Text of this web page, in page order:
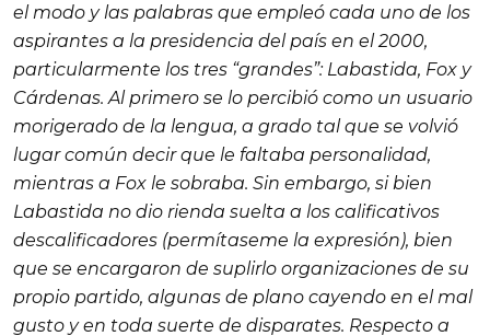
el modo y las palabras que empleó cada uno de los
aspirantes a la presidencia del país en el 2000,
particularmente los tres “grandes”: Labastida, Fox y
Cárdenas. Al primero se lo percibió como un usuario
morigerado de la lengua, a grado tal que se volvió
lugar común decir que le faltaba personalidad,
mientras a Fox le sobraba. Sin embargo, si bien
Labastida no dio rienda suelta a los calificativos
descalificadores (permítaseme la expresión), bien
que se encargaron de suplirlo organizaciones de su
propio partido, algunas de plano cayendo en el mal
gusto y en toda suerte de disparates. Respecto a